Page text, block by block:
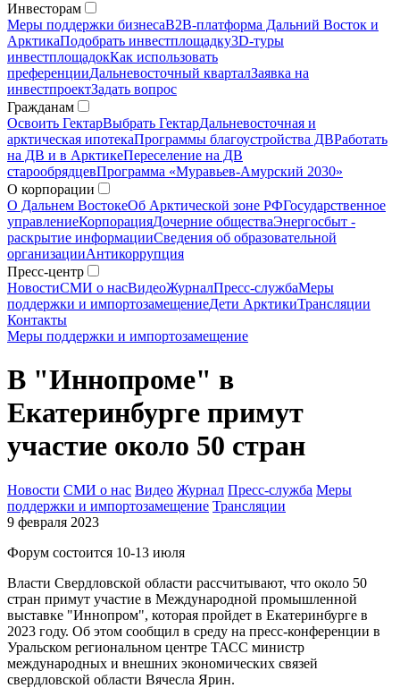
Инвесторам
Меры поддержки бизнесаB2B-платформа Дальний Восток и
АрктикаПодобрать инвестплощадку3D-туры
инвестплощадокКак использовать
преференцииДальневосточный кварталЗаявка на
инвестпроектЗадать вопрос
Гражданам
Освоить ГектарВыбрать ГектарДальневосточная и
арктическая ипотекаПрограммы благоустройства ДВРаботать
на ДВ и в АрктикеПереселение на ДВ
старообрядцевПрограмма «Муравьев-Амурский 2030»
О корпорации
О Дальнем ВостокеОб Арктической зоне РФГосударственное
управлениеКорпорацияДочерние обществаЭнергосбыт -
раскрытие информацииСведения об образовательной
организацииАнтикоррупция
Пресс-центр
НовостиСМИ о насВидеоЖурналПресс-службаМеры
поддержки и импортозамещениеДети АрктикиТрансляции
Контакты
Меры поддержки и импортозамещение
В "Иннопроме" в
Екатеринбурге примут
участие около 50 стран
Новости СМИ о нас Видео Журнал Пресс-служба Меры
поддержки и импортозамещение Трансляции
9 февраля 2023
Форум состоится 10-13 июля
Власти Свердловской области рассчитывают, что около 50
стран примут участие в Международной промышленной
выставке "Иннопром", которая пройдет в Екатеринбурге в
2023 году. Об этом сообщил в среду на пресс-конференции в
Уральском региональном центре ТАСС министр
международных и внешних экономических связей
свердловской области Вячесла Ярин.